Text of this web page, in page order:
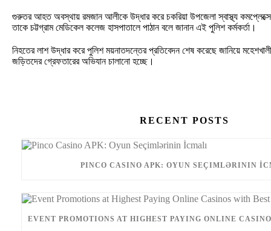
গুরুতর আহত অবস্থায় রমজান আলীকে উদ্ধার করে চকরিয়া উপজেলা স্বাস্থ্য কমপ্লেক্সে
তাকে চট্টগ্রাম মেডিকেল কলেজ হাসপাতালে পাঠান বলে জানান এই পুলিশ কর্মকর্তা।
নিহতের লাশ উদ্ধার করে পুলিশ ময়নাতদন্তের প্রতিবেদন শেষ করেছে জানিয়ে
জড়িতদের গ্রেফতারের অভিযান চালানো হচ্ছে।
RECENT POSTS
PINCO CASINO APK: OYUN SEÇIMLƏRININ
EVENT PROMOTIONS AT HIGHEST PAYING ONLINE